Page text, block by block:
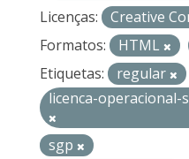
Licenças:
Creative
Formatos:
HTML
Etiquetas:
regular
licenca-operacional-
sgp